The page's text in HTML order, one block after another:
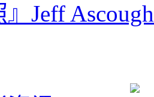
』Jeff